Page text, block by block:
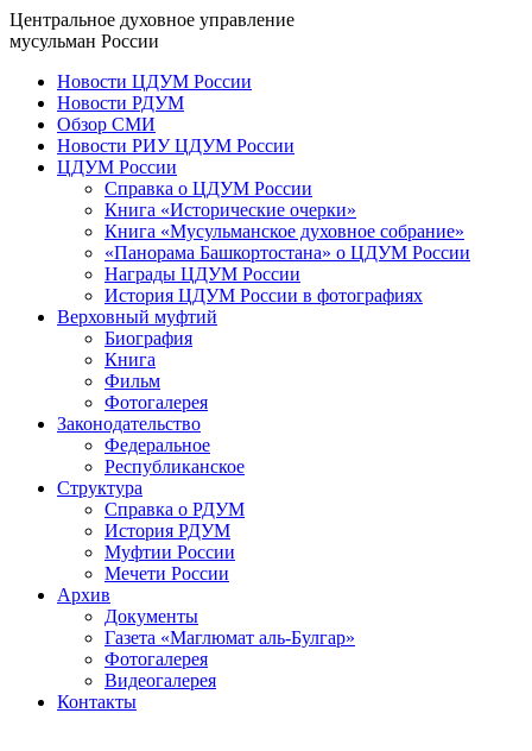
Центральное духовное управление
мусульман России
Новости ЦДУМ России
Новости РДУМ
Обзор СМИ
Новости РИУ ЦДУМ России
ЦДУМ России
Справка о ЦДУМ России
Книга «Исторические очерки»
Книга «Мусульманское духовное собрание»
«Панорама Башкортостана» о ЦДУМ России
Награды ЦДУМ России
История ЦДУМ России в фотографиях
Верховный муфтий
Биография
Книга
Фильм
Фотогалерея
Законодательство
Федеральное
Республиканское
Структура
Справка о РДУМ
История РДУМ
Муфтии России
Мечети России
Архив
Документы
Газета «Маглюмат аль-Булгар»
Фотогалерея
Видеогалерея
Контакты